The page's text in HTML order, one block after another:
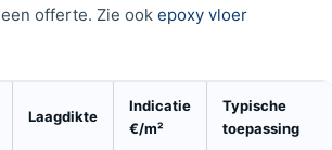
een offerte. Zie ook epoxy vloer
Laagdikte
Indicatie
€/m²
Typische
toepassing